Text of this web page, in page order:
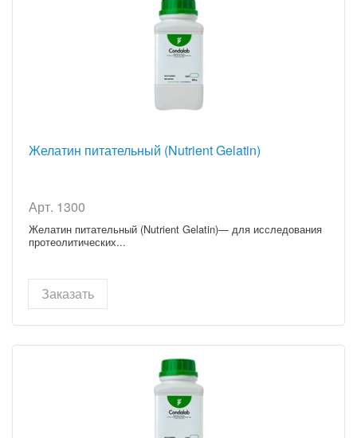
Желатин питательный (Nutrient Gelatin)
Арт. 1300
Желатин питательный (Nutrient Gelatin)— для исследования
протеолитических...
Заказать